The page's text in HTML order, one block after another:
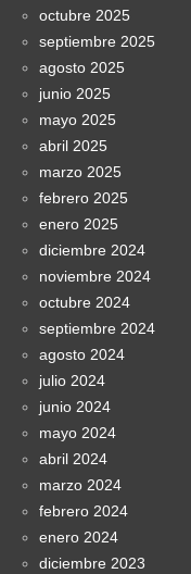
octubre 2025
septiembre 2025
agosto 2025
junio 2025
mayo 2025
abril 2025
marzo 2025
febrero 2025
enero 2025
diciembre 2024
noviembre 2024
octubre 2024
septiembre 2024
agosto 2024
julio 2024
junio 2024
mayo 2024
abril 2024
marzo 2024
febrero 2024
enero 2024
diciembre 2023